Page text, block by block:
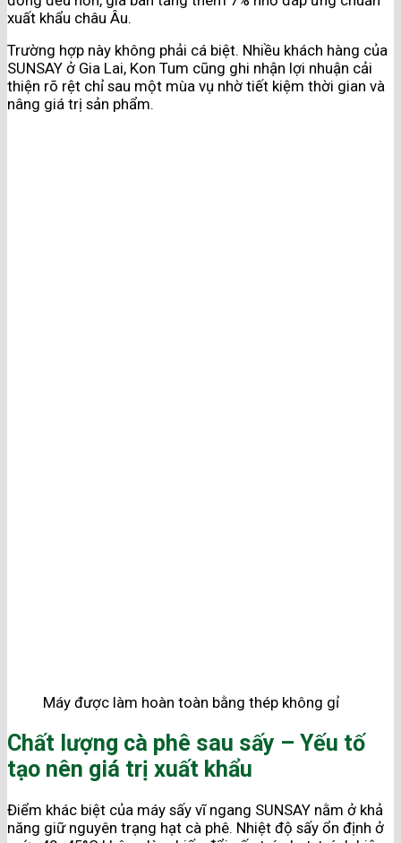
xuất khẩu châu Âu.
Trường hợp này không phải cá biệt. Nhiều khách hàng của
SUNSAY ở Gia Lai, Kon Tum cũng ghi nhận lợi nhuận cải
thiện rõ rệt chỉ sau một mùa vụ nhờ tiết kiệm thời gian và
nâng giá trị sản phẩm.
Máy được làm hoàn toàn bằng thép không gỉ
Chất lượng cà phê sau sấy – Yếu tố
tạo nên giá trị xuất khẩu
Điểm khác biệt của máy sấy vĩ ngang SUNSAY nằm ở khả
năng giữ nguyên trạng hạt cà phê. Nhiệt độ sấy ổn định ở